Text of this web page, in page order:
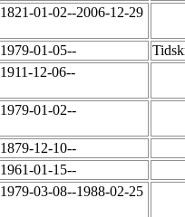
1821-01-02--2006-12-29
1979-01-05--
1911-12-06--
1979-01-02--
1879-12-10--
1961-01-15--
1979-03-08--1988-02-25